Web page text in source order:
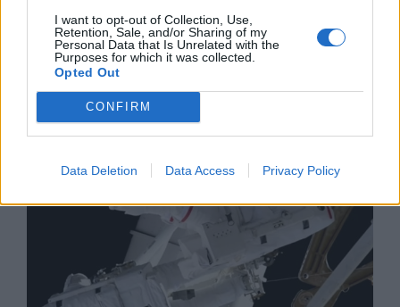
I want to opt-out of Collection, Use,
Retention, Sale, and/or Sharing of my
Personal Data that Is Unrelated with the
Purposes for which it was collected.
Opted Out
CONFIRM
Data Deletion Data Access Privacy Policy
Изкуствен интелект за първи път
създаде нови жизнеспособни вируси